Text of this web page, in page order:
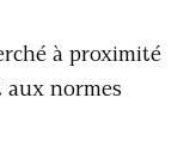
à proximité
aux normes